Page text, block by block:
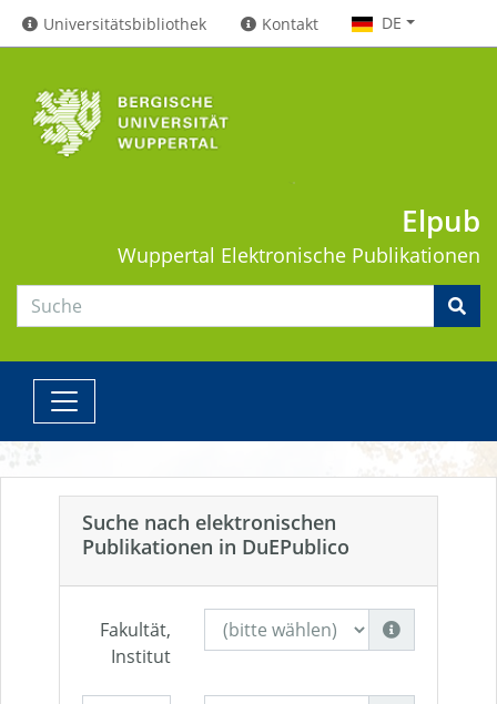
Universitätsbibliothek Kontakt DE
Elpub
Wuppertal Elektronische Publikationen
Suche nach elektronischen
Publikationen in DuEPublico
Fakultät,
Institut